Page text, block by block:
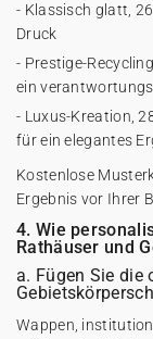
- Klassisch glatt,
Druck
- Prestige-
ein
- Luxus-Kreation,
für ein elegantes
Kostenlose
Ergebnis vor Ihrer
4. Wie
Rathäuser und
a. Fügen Sie die
Wappen,